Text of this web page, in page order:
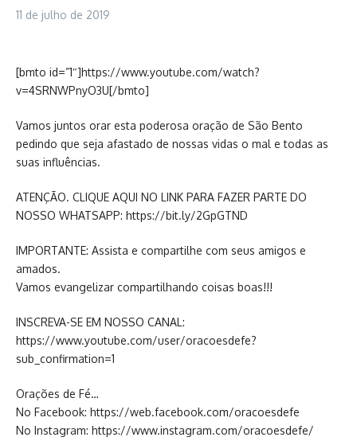
11 de julho de 2019
[bmto id=”1″]https://www.youtube.com/watch?
v=4SRNWPnyO3U[/bmto]
Vamos juntos orar esta poderosa oração de São Bento
pedindo que seja afastado de nossas vidas o mal e todas as
suas influências.
ATENÇÃO. CLIQUE AQUI NO LINK PARA FAZER PARTE DO
NOSSO WHATSAPP: https://bit.ly/2GpGTND
IMPORTANTE: Assista e compartilhe com seus amigos e
amados.
Vamos evangelizar compartilhando coisas boas!!!
INSCREVA-SE EM NOSSO CANAL:
https://www.youtube.com/user/oracoesdefe?
sub_confirmation=1
Orações de Fé…
No Facebook: https://web.facebook.com/oracoesdefe
No Instagram: https://www.instagram.com/oracoesdefe/